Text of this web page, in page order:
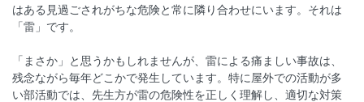
はある見過ごされがちな危険と常に隣り合わせにいます。それは
「雷」です。
「まさか」と思うかもしれませんが、雷による痛ましい事故は、
残念ながら毎年どこかで発生しています。特に屋外での活動が多
い部活動では、先生方が雷の危険性を正しく理解し、適切な対策